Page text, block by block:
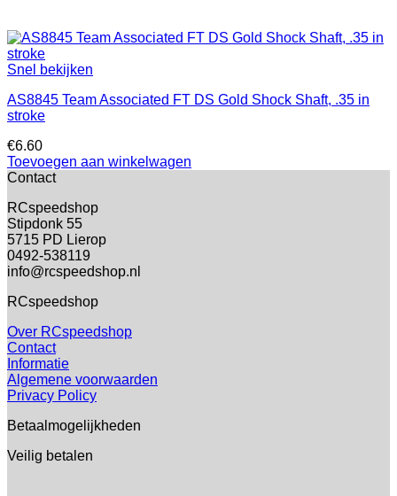
Snel bekijken
AS8845 Team Associated FT DS Gold Shock Shaft, .35 in
stroke
€6.60
Toevoegen aan winkelwagen
Contact
RCspeedshop
Stipdonk 55
5715 PD Lierop
0492-538119
info@rcspeedshop.nl
RCspeedshop
Over RCspeedshop
Contact
Informatie
Algemene voorwaarden
Privacy Policy
Betaalmogelijkheden
Veilig betalen